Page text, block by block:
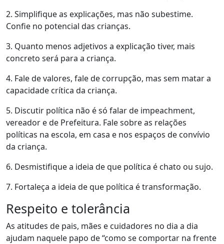
2. Simplifique as explicações, mas não subestime.
Confie no potencial das crianças.
3. Quanto menos adjetivos a explicação tiver, mais
concreto será para a criança.
4. Fale de valores, fale de corrupção, mas sem matar a
capacidade crítica da criança.
5. Discutir política não é só falar de impeachment,
vereador e de Prefeitura. Fale sobre as relações
políticas na escola, em casa e nos espaços de convívio
da criança.
6. Desmistifique a ideia de que política é chato ou sujo.
7. Fortaleça a ideia de que política é transformação.
Respeito e tolerância
As atitudes de pais, mães e cuidadores no dia a dia
ajudam naquele papo de “como se comportar na frente